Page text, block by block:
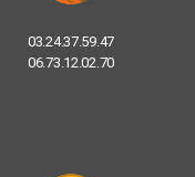
03.24.37.59.47
06.73.12.02.70